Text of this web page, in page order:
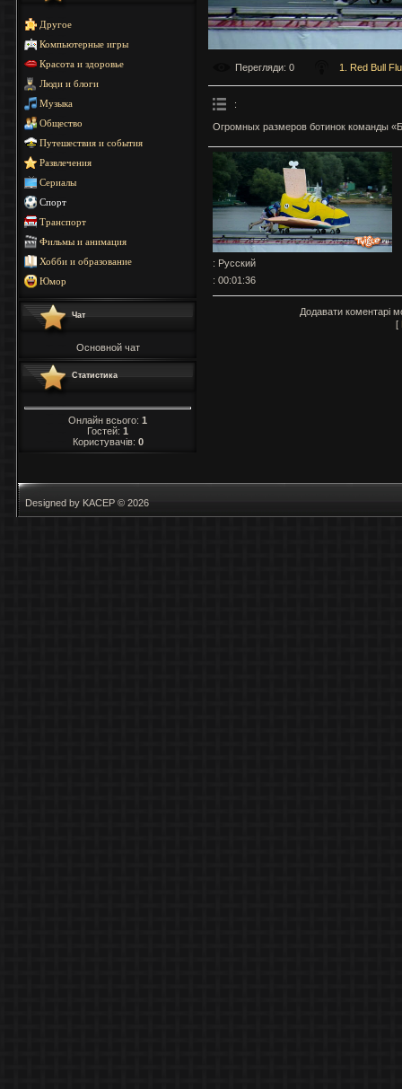
Другое
Компьютерные игры
Красота и здоровье
Люди и блоги
Музыка
Общество
Путешествия и события
Развлечения
Сериалы
Спорт
Транспорт
Фильмы и анимация
Хобби и образование
Юмор
Чат
Основной чат
Статистика
Онлайн всього: 1
Гостей: 1
Користувачів: 0
Перегляди: 0 1. Red Bull
:
Огромных размеров ботинок команды
: Русский
: 00:01:36
Додавати коментарі
[
Designed by KACEP © 2026